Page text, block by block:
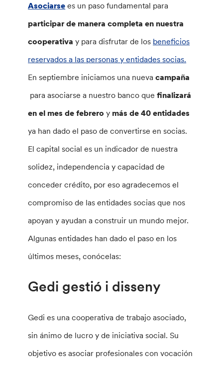
Asociarse es un paso fundamental para
participar de manera completa en nuestra
cooperativa y para disfrutar de los beneficios
reservados a las personas y entidades socias.
En septiembre iniciamos una nuevacampaña
para asociarse a nuestro banco que finalizará
en el mes de febrero y más de 40 entidades
ya han dado el paso de convertirse en socias.
El capital social es un indicador de nuestra
solidez, independencia y capacidad de
conceder crédito, por eso agradecemos el
compromiso de las entidades socias que nos
apoyan y ayudan a construir un mundo mejor.
Algunas entidades han dado el paso en los
últimos meses, conócelas:
Gedi gestió i disseny
Gedi es una cooperativa de trabajo asociado,
sin ánimo de lucro y de iniciativa social. Su
objetivo es asociar profesionales con vocación